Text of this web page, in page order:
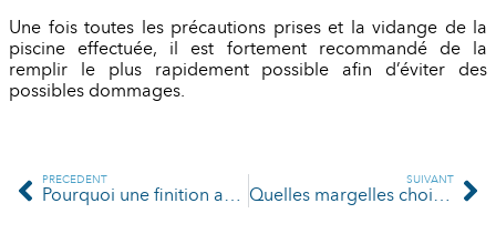
Une fois toutes les précautions prises et la vidange de la
piscine effectuée, il est fortement recommandé de la
remplir le plus rapidement possible afin d’éviter des
possibles dommages.
PRÉCÉDENT
Pourquoi une finition avec ceinture béton ?
SUIVANT
Quelles margelles choisir pour une coque polyester?